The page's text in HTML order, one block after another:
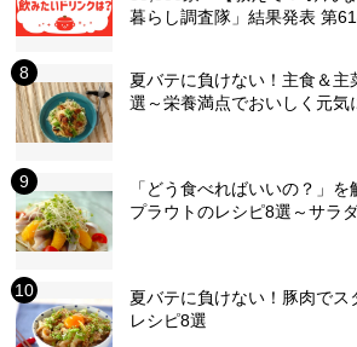
暮らし調査隊」結果発表 第
夏バテに負けない！主食＆主
選～栄養満点でおいしく元気
「どう食べればいいの？」
プラウトのレシピ8選～サラ
夏バテに負けない！豚肉でス
レシピ8選